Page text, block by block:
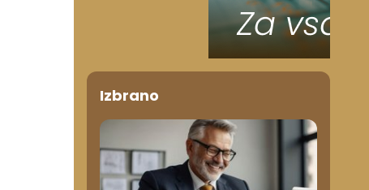
Izbrano